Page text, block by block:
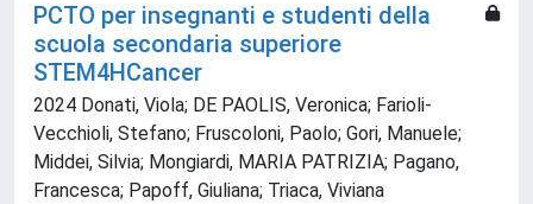
PCTO per insegnanti e studenti della
scuola secondaria superiore
STEM4HCancer
2024 Donati, Viola; DE PAOLIS, Veronica; Farioli-
Vecchioli, Stefano; Fruscoloni, Paolo; Gori, Manuele;
Middei, Silvia; Mongiardi, MARIA PATRIZIA; Pagano,
Francesca; Papoff, Giuliana; Triaca, Viviana